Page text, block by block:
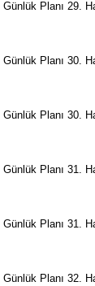
Planı 29.
Planı 30.
Planı 30.
Planı 31.
Planı 31.
Planı 32.